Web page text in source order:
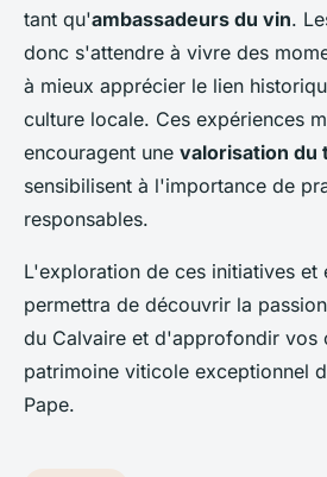
tant qu'ambassadeurs du vin.
donc s'attendre à vivre des
à mieux apprécier le lien
culture locale. Ces expériences
encouragent une valorisation du
sensibilisent à l'importance de
responsables.
L'exploration de ces initiatives et
permettra de découvrir la
du Calvaire et d'approfondir vos
patrimoine viticole exceptionnel
Pape.